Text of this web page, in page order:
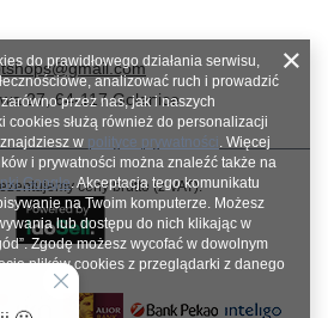
27,64-117Gołanice
ceny brutto (z VAT).
do prawidłowego działania serwisu,
analizować ruch i prowadzić
przez nas, jak i naszych
cookies służą również do personalizacji
w polityce prywatności. Więcej
i prywatności można znaleźć także na
Google. Akceptacja tego komunikatu
na Twoim komputerze. Możesz
lub dostępu do nich klikając w
Zgodę możesz wycofać w dowolnym
plików cookies z przeglądarki z danego